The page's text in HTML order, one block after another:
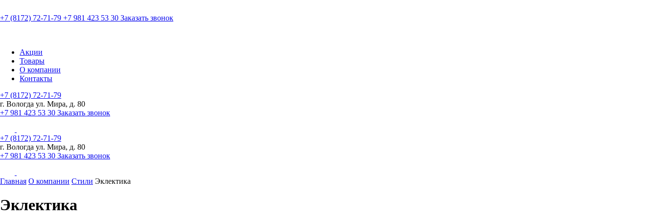
+7 (8172) 72-71-79 +7 981 423 53 30 Заказать звонок
Акции
Товары
О компании
Контакты
+7 (8172) 72-71-79
г. Вологда ул. Мира, д. 80
+7 981 423 53 30 Заказать звонок
+7 (8172) 72-71-79
г. Вологда ул. Мира, д. 80
+7 981 423 53 30 Заказать звонок
Главная О компании Стили Эклектика
Эклектика